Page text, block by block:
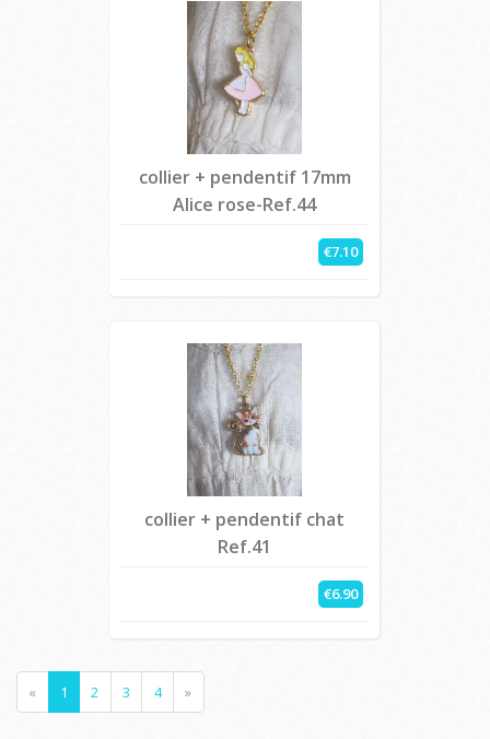
collier + pendentif 17mm
Alice rose-Ref.44
€7.10
collier + pendentif chat
Ref.41
€6.90
« 1 2 3 4 »